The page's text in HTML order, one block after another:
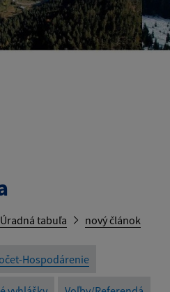
Úradná tabuľa nový článok
Hospodárenie